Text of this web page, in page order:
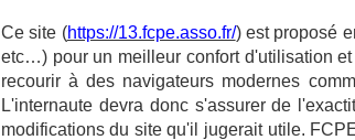
Ce site (https://13.fcpe.asso.fr/) est proposé
etc…) pour un meilleur confort d'utilisation
recourir à des navigateurs modernes
L'internaute devra donc s'assurer de
modifications du site qu'il jugerait utile.